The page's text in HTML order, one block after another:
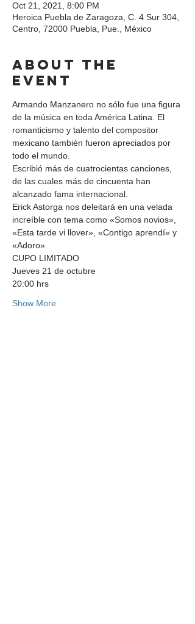
Oct 21, 2021, 8:00 PM
Heroica Puebla de Zaragoza, C. 4 Sur 304,
Centro, 72000 Puebla, Pue., México
About the
event
Armando Manzanero no sólo fue una figura
de la música en toda América Latina. El
romanticismo y talento del compositor
mexicano también fueron apreciados por
todo el mundo.
Escribió más de cuatrocientas canciones,
de las cuales más de cincuenta han
alcanzado fama internacional.
Erick Astorga nos deleitará en una velada
increíble con tema como «Somos novios»,
«Esta tarde vi llover», «Contigo aprendí» y
«Adoro».
CUPO LIMITADO
Jueves 21 de octubre
20:00 hrs
Show More